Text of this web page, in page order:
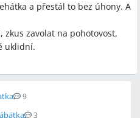
a přestál to bez úhony. A
zkus zavolat na pohotovost,
uklidní.
9
3